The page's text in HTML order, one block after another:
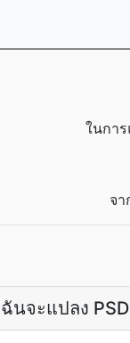
ในกา
จ
ฉันจะแปลง